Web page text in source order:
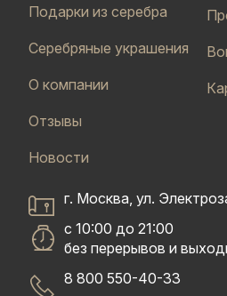
Подарки из серебра
Серебряные украшения
О компании
Отзывы
Новости
г. Москва, ул.
с 10:00 до 21:00
без перерывов и
8 800 550-40-33